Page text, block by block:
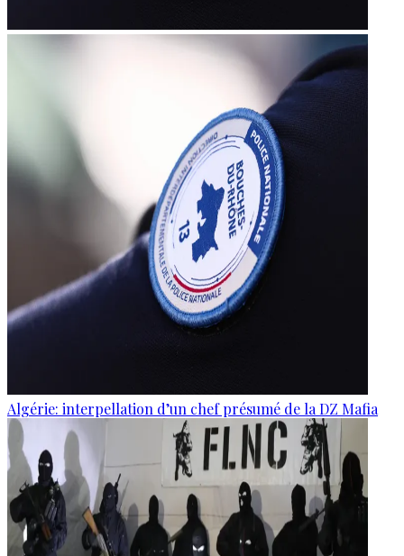
Algérie: interpellation d’un chef présumé de la DZ Mafia